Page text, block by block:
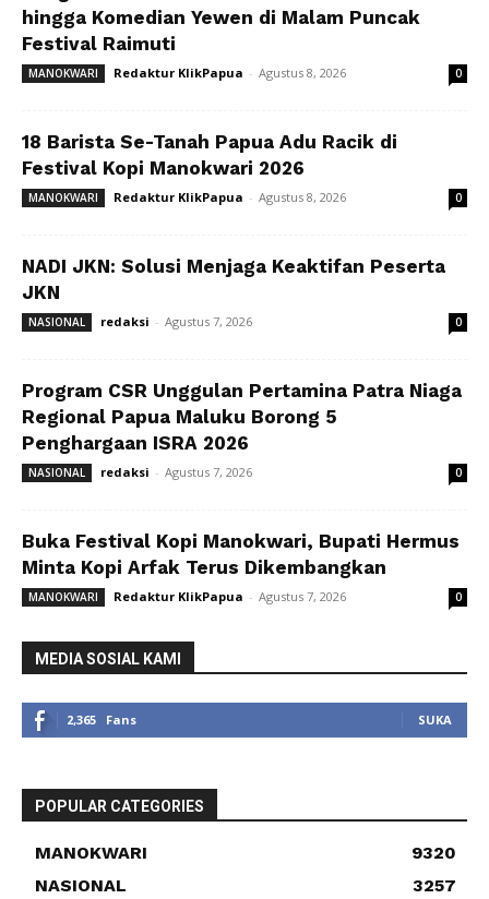
hingga Komedian Yewen di Malam Puncak
Festival Raimuti
MANOKWARI Redaktur KlikPapua - Agustus 8, 2026 0
18 Barista Se-Tanah Papua Adu Racik di
Festival Kopi Manokwari 2026
MANOKWARI Redaktur KlikPapua - Agustus 8, 2026 0
NADI JKN: Solusi Menjaga Keaktifan Peserta
JKN
NASIONAL redaksi - Agustus 7, 2026 0
Program CSR Unggulan Pertamina Patra Niaga
Regional Papua Maluku Borong 5
Penghargaan ISRA 2026
NASIONAL redaksi - Agustus 7, 2026 0
Buka Festival Kopi Manokwari, Bupati Hermus
Minta Kopi Arfak Terus Dikembangkan
MANOKWARI Redaktur KlikPapua - Agustus 7, 2026 0
MEDIA SOSIAL KAMI
2,365 Fans SUKA
POPULAR CATEGORIES
MANOKWARI
9320
NASIONAL
3257